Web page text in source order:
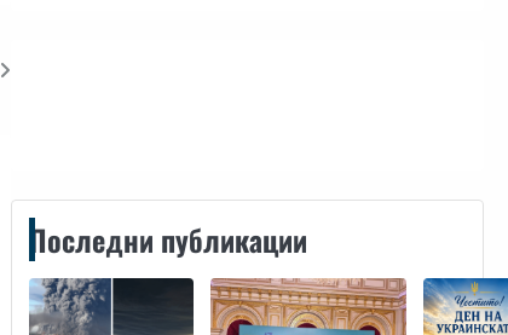
Последни публикации